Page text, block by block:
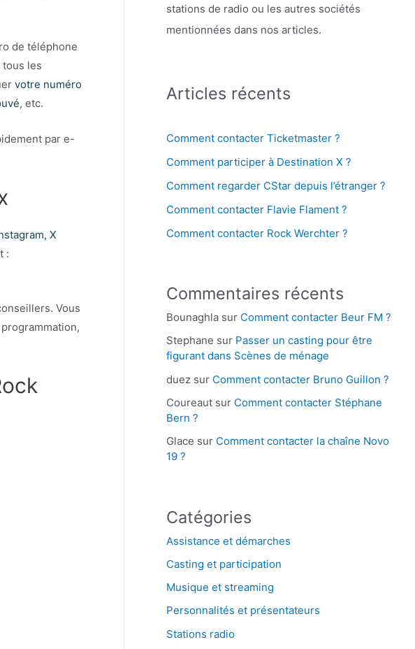
de téléphone
les
votre numéro
, etc.
par e-
X
:
Vous
stations de radio ou les autres sociétés
mentionnées dans nos articles.
Articles récents
Comment contacter Ticketmaster ?
Comment participer à Destination X ?
Comment regarder CStar depuis l’étranger ?
Comment contacter Flavie Flament ?
Comment contacter Rock Werchter ?
Commentaires récents
Bounaghla sur Comment contacter Beur FM ?
Stephane sur Passer un casting pour être
figurant dans Scènes de ménage
duez sur Comment contacter Bruno Guillon ?
Coureaut sur Comment contacter Stéphane
Bern ?
Glace sur Comment contacter la chaîne Novo
19 ?
Catégories
Assistance et démarches
Casting et participation
Musique et streaming
Personnalités et présentateurs
Stations radio